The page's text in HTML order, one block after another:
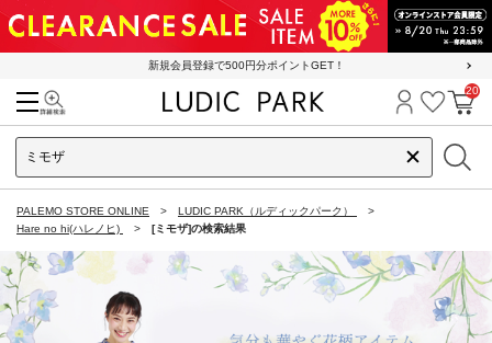
新規会員登録で500円分ポイントGET！
ログイン
お気に
カ
20
PALEMO STORE ONLINE
LUDIC PARK（ルディックパーク）
Hare no hi(ハレノヒ)
[ミモザ]の検索結果